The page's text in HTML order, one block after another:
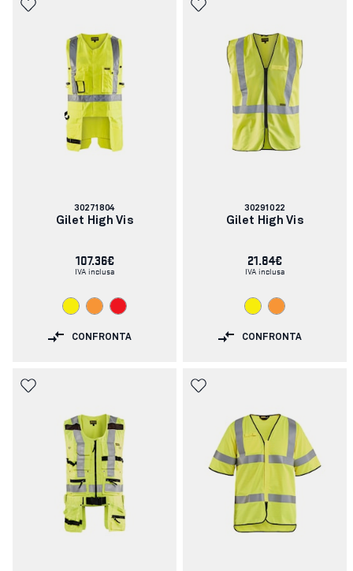
Codice
articolo:
30271804
Gilet High Vis
107.36€
IVA inclusa
CONFRONTA
Codice
articolo:
30291022
Gilet High Vis
21.84€
IVA inclusa
CONFRONTA